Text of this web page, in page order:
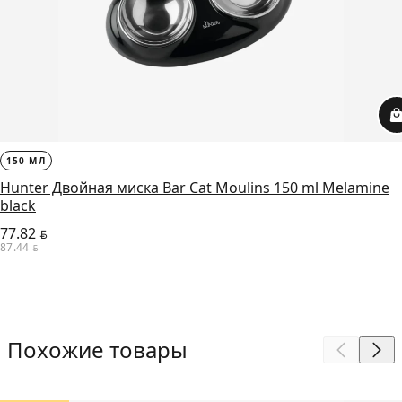
150 МЛ
Hunter Двойная миска Bar Cat Moulins 150 ml Melamine
black
77.82 BYN
87.44 BYN
Похожие товары